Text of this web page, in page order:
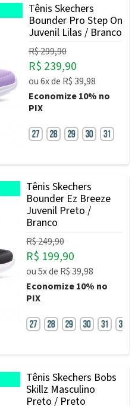
Tênis Skechers
Bounder Pro Step On
Juvenil Lilas / Branco
R$ 299,90
R$ 239,90
ou6xde R$ 39,98
Economize10% no
PIX
Tênis Skechers
Bounder Ez Breeze
Juvenil Preto /
Branco
R$ 249,90
R$ 199,90
ou5xde R$ 39,98
Economize10% no
PIX
Tênis Skechers Bobs
Skillz Masculino
Preto / Preto